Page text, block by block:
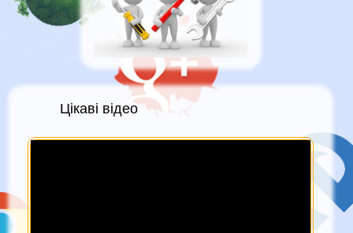
Цікаві відео